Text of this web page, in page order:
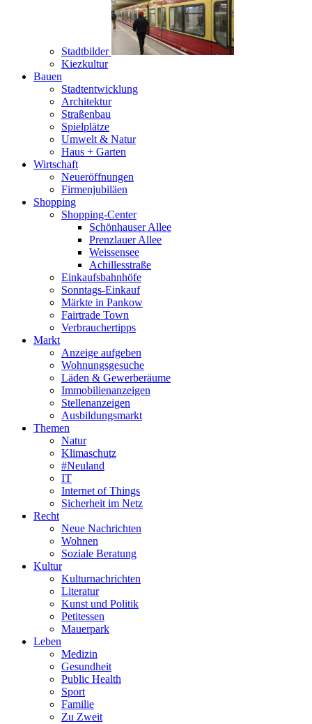
Stadtbilder
Kiezkultur
Bauen
Stadtentwicklung
Architektur
Straßenbau
Spielplätze
Umwelt & Natur
Haus + Garten
Wirtschaft
Neueröffnungen
Firmenjubiläen
Shopping
Shopping-Center
Schönhauser Allee
Prenzlauer Allee
Weissensee
Achillesstraße
Einkaufsbahnhöfe
Sonntags-Einkauf
Märkte in Pankow
Fairtrade Town
Verbrauchertipps
Markt
Anzeige aufgeben
Wohnungsgesuche
Läden & Gewerberäume
Immobilienanzeigen
Stellenanzeigen
Ausbildungsmarkt
Themen
Natur
Klimaschutz
#Neuland
IT
Internet of Things
Sicherheit im Netz
Recht
Neue Nachrichten
Wohnen
Soziale Beratung
Kultur
Kulturnachrichten
Literatur
Kunst und Politik
Petitessen
Mauerpark
Leben
Medizin
Gesundheit
Public Health
Sport
Familie
Zu Zweit